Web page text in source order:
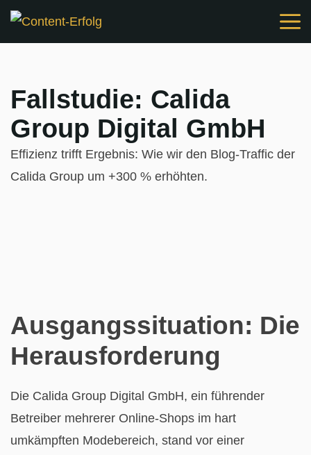
Zum
Fallstudie: Calida
Group Digital GmbH
Effizienz trifft Ergebnis: Wie wir den Blog-Traffic der
Calida Group um +300 % erhöhten.
Ausgangssituation: Die
Herausforderung
Die Calida Group Digital GmbH, ein führender
Betreiber mehrerer Online-Shops im hart
umkämpften Modebereich, stand vor einer